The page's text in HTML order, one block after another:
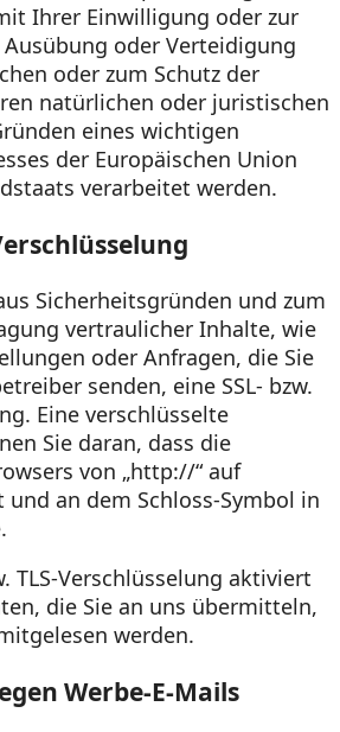
Ihrer Einwilligung oder zur
oder Verteidigung
oder zum Schutz der
natürlichen oder juristischen
eines wichtigen
der Europäischen Union
verarbeitet werden.
Sicherheitsgründen und zum
vertraulicher Inhalte, wie
oder Anfragen, die Sie
senden, eine SSL- bzw.
Eine verschlüsselte
Sie daran, dass die
von „http://“ auf
und an dem Schloss-Symbol in
TLS-Verschlüsselung aktiviert
die Sie an uns übermitteln,
werden.
Werbe-E-Mails